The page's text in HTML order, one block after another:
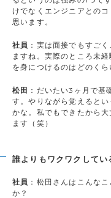
けでなくエンジニアとの
思います。
社員 ：実は面接でもすご
ますね。実際のところ未
を身につけるのはどのく
松田 ：だいたい3ヶ月で基
す。やりながら覚えると
かな。私でもできたから
ます（笑）
誰よりもワクワクしてい
社員 ：松田さんはこんな
か？